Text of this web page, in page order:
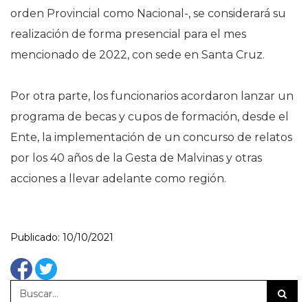
orden Provincial como Nacional-, se considerará su
realización de forma presencial para el mes
mencionado de 2022, con sede en Santa Cruz.
Por otra parte, los funcionarios acordaron lanzar un
programa de becas y cupos de formación, desde el
Ente, la implementación de un concurso de relatos
por los 40 años de la Gesta de Malvinas y otras
acciones a llevar adelante como región.
Publicado: 10/10/2021